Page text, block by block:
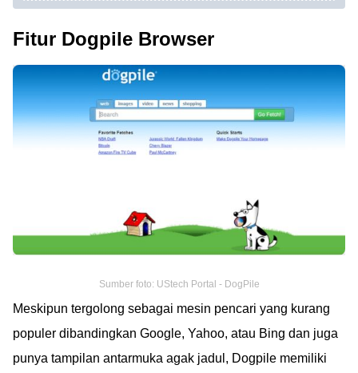
Fitur Dogpile Browser
Sumber foto: UStech Portal - DogPile
Meskipun tergolong sebagai mesin pencari yang kurang
populer dibandingkan Google, Yahoo, atau Bing dan juga
punya tampilan antarmuka agak jadul, Dogpile memiliki